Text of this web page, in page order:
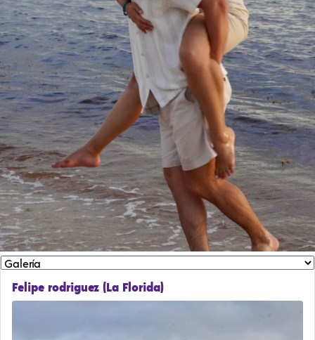
Felipe rodriguez (La Florida)